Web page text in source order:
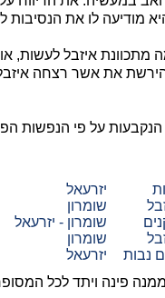
מודיעה לו את הנסיבות
מתכוונת איזבל לעשות,
'הירשת את אשר רצחה
על פי הנפשות
נבות
יזרעאל
שומרון
שומרון - יזרעאל
שומרון
יזרעאל
פינה ויתד לכל